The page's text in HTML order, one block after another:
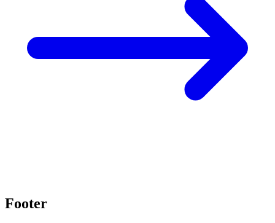
Footer